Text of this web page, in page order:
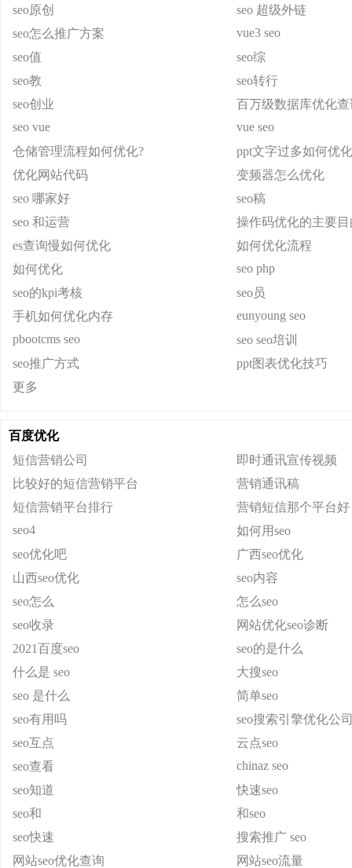
seo原创
seo 超级外链
seo怎么推广方案
vue3 seo
seo值
seo综
seo教
seo转行
seo创业
百万级数据库优化查
seo vue
vue seo
仓储管理流程如何优化?
ppt文字过多如何优化
优化网站代码
变频器怎么优化
seo 哪家好
seo稿
seo 和运营
操作码优化的主要
es查询慢如何优化
如何优化流程
如何优化
seo php
seo的kpi考核
seo员
手机如何优化内存
eunyoung seo
pbootcms seo
seo seo培训
seo推广方式
ppt图表优化技巧
更多
百度优化
短信营销公司
即时通讯宣传视频
比较好的短信营销平台
营销通讯稿
短信营销平台排行
营销短信那个平台好
seo4
如何用seo
seo优化吧
广西seo优化
山西seo优化
seo内容
seo怎么
怎么seo
seo收录
网站优化seo诊断
2021百度seo
seo的是什么
什么是 seo
大搜seo
seo 是什么
简单seo
seo有用吗
seo搜索引擎优化公
seo互点
云点seo
seo查看
chinaz seo
seo知道
快速seo
seo和
和seo
seo快速
搜索推广 seo
网站seo优化查询
网站seo流量